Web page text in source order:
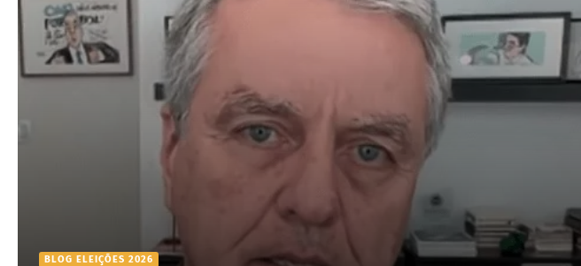
BLOG ELEIÇÕES 2026